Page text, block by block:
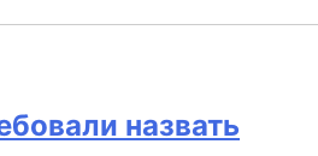
назвать